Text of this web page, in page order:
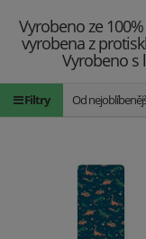
Vyrobeno ze
vyrobena z
Vyrobeno s
Filtry Od